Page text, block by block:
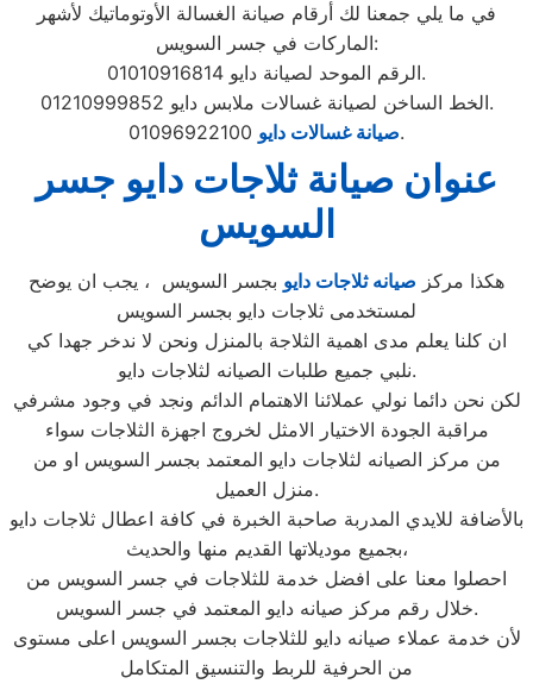
في ما يلي جمعنا لك أرقام صيانة الغسالة الأوتوماتيك لأشهر
الماركات في جسر السويس:
الرقم الموحد لصيانة دايو 01010916814.
الخط الساخن لصيانة غسالات ملابس دايو 01210999852.
صيانة غسالات دايو01096922100.
عنوان صيانة ثلاجات دايو جسر
السويس
هكذا مركز صيانه ثلاجات دايو بجسر السويس ، يجب ان يوضح
لمستخدمى ثلاجات دايو بجسر السويس
ان كلنا يعلم مدى اهمية الثلاجة بالمنزل ونحن لا ندخر جهدا كي
نلبي جميع طلبات الصيانه لثلاجات دايو.
لكن نحن دائما نولي عملائنا الاهتمام الدائم ونجد في وجود مشرفي
مراقبة الجودة الاختيار الامثل لخروج اجهزة الثلاجات سواء
من مركز الصيانه لثلاجات دايو المعتمد بجسر السويس او من
منزل العميل.
بالأضافة للايدي المدربة صاحبة الخبرة في كافة اعطال ثلاجات دايو
بجميع موديلاتها القديم منها والحديث،
احصلوا معنا على افضل خدمة للثلاجات في جسر السويس من
خلال رقم مركز صيانه دايو المعتمد في جسر السويس.
لأن خدمة عملاء صيانه دايو للثلاجات بجسر السويس اعلى مستوى
من الحرفية للربط والتنسيق المتكامل